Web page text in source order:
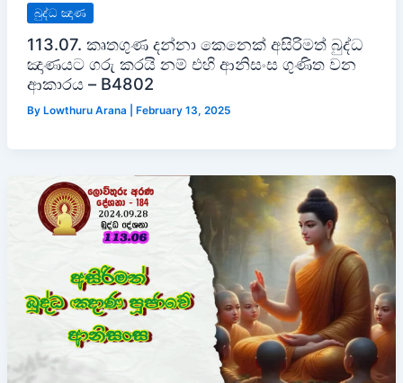
බුද්ධ ඤාණ
113.07. කෘතගුණ දන්නා කෙනෙක් අසිරිමත් බුද්ධ
ඤාණයට ගරු කරයි නම් එහි ආනිසංස ගුණිත වන
ආකාරය – B4802
By Lowthuru Arana February 13, 2025